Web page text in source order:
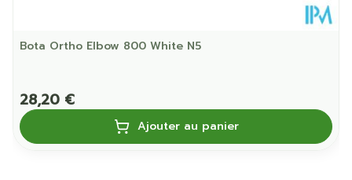
Bota Ortho Elbow 800 White N5
28,20 €
Ajouter au panier